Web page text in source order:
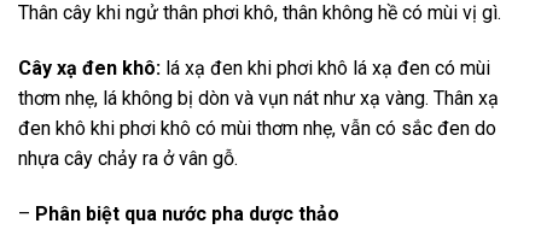
Thân cây khi ngử thân phơi khô, thân không hề có mùi vị gì.
Cây xạ đen khô: lá xạ đen khi phơi khô lá xạ đen có mùi
thơm nhẹ, lá không bị dòn và vụn nát như xạ vàng. Thân xạ
đen khô khi phơi khô có mùi thơm nhẹ, vẫn có sắc đen do
nhựa cây chảy ra ở vân gỗ.
– Phân biệt qua nước pha dược thảo